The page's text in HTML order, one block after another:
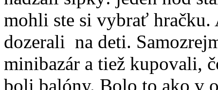
mohli ste si vybrať
dozerali na deti.
minibazár a tiež kupovali,
boli balóny. Bolo to ako v